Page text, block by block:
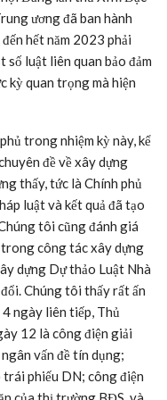
ương đã ban hành
hết năm 2023 phải
luật liên quan bảo đảm
kỳ quan trọng mà hiện
trong nhiệm kỳ này, kể
đề về xây dựng
thấy, tức là Chính phủ
luật và kết quả đã tạo
tôi cũng đánh giá
công tác xây dựng
dựng Dự thảo Luật Nhà
Chúng tôi thấy rất ấn
ngày liên tiếp, Thủ
12 là công điện giải
vấn đề tín dụng;
phiếu DN; công điện